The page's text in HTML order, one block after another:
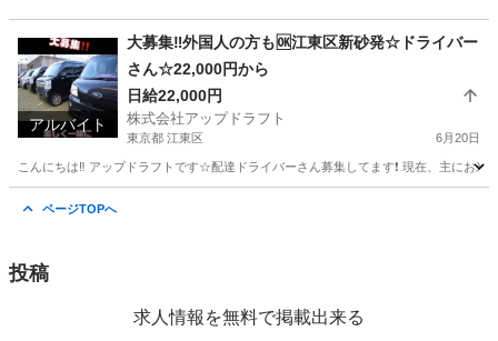
アルバイト
大募集‼️外国人の方も🆗江東区新砂発☆ドライバー
さん☆22,000円から
日給22,000円
株式会社アップドラフト
東京都 江東区 6月20日
こんにちは‼️ アップドラフトです☆配達ドライバーさん募集してます❗️ 現在、主にお
ページTOPへ
投稿
求人情報を無料で掲載出来る